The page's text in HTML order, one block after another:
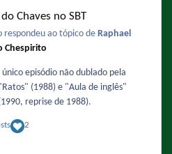
Chaves no SBT
respondeu ao tópico de Raphael
Chespirito
episódio não dublado pela
(1988) e "Aula de inglês"
reprise de 1988).
2